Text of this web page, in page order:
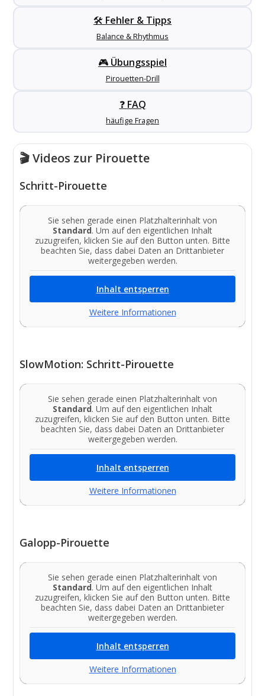
🛠️ Fehler & Tipps
Balance & Rhythmus
🎮 Übungsspiel
Pirouetten-Drill
❓ FAQ
häufige Fragen
🎬 Videos zur Pirouette
Schritt-Pirouette
Sie sehen gerade einen Platzhalterinhalt von
Standard. Um auf den eigentlichen Inhalt
zuzugreifen, klicken Sie auf den Button unten. Bitte
beachten Sie, dass dabei Daten an Drittanbieter
weitergegeben werden.
Inhalt entsperren
Weitere Informationen
SlowMotion: Schritt-Pirouette
Sie sehen gerade einen Platzhalterinhalt von
Standard. Um auf den eigentlichen Inhalt
zuzugreifen, klicken Sie auf den Button unten. Bitte
beachten Sie, dass dabei Daten an Drittanbieter
weitergegeben werden.
Inhalt entsperren
Weitere Informationen
Galopp-Pirouette
Sie sehen gerade einen Platzhalterinhalt von
Standard. Um auf den eigentlichen Inhalt
zuzugreifen, klicken Sie auf den Button unten. Bitte
beachten Sie, dass dabei Daten an Drittanbieter
weitergegeben werden.
Inhalt entsperren
Weitere Informationen